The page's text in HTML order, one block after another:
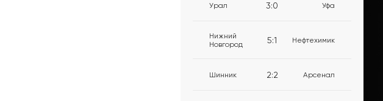
Урал 3:0 Уфа
Нижний
Новгород
5:1 Нефтехимик
Шинник 2:2 Арсенал